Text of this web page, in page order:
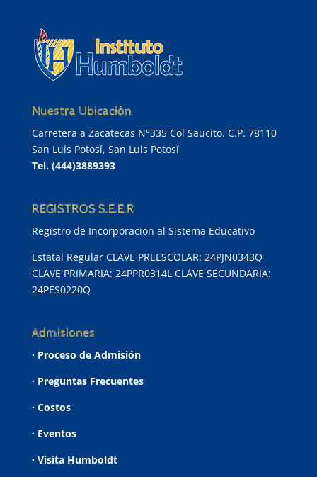
Nuestra Ubicación
Carretera a Zacatecas N°335 Col Saucito. C.P. 78110
San Luis Potosí, San Luis Potosí
Tel. (444)3889393
REGISTROS S.E.E.R
Registro de Incorporacion al Sistema Educativo
Estatal Regular CLAVE PREESCOLAR: 24PJN0343Q
CLAVE PRIMARIA: 24PPR0314L CLAVE SECUNDARIA:
24PES0220Q
Admisiones
· Proceso de Admisión
· Preguntas Frecuentes
· Costos
· Eventos
· Visita Humboldt